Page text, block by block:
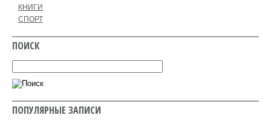
КНИГИ
СПОРТ
ПОИСК
ПОПУЛЯРНЫЕ ЗАПИСИ